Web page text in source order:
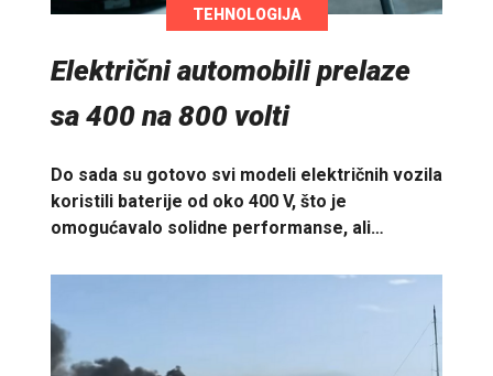
TEHNOLOGIJA
Električni automobili prelaze
sa 400 na 800 volti
Do sada su gotovo svi modeli električnih vozila
koristili baterije od oko 400 V, što je
omogućavalo solidne performanse, ali…